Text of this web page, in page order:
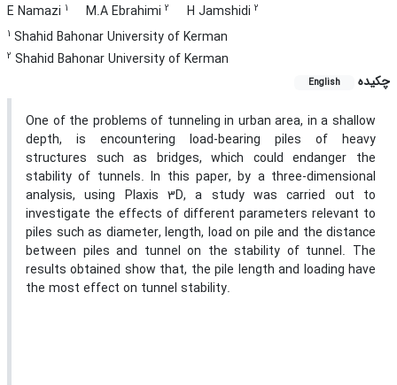
E Namazi 1 M.A Ebrahimi 2 H Jamshidi 2
1 Shahid Bahonar University of Kerman
2 Shahid Bahonar University of Kerman
چکیده
English
One of the problems of tunneling in urban area, in a shallow
depth, is encountering load-bearing piles of heavy
structures such as bridges, which could endanger the
stability of tunnels. In this paper, by a three-dimensional
analysis, using Plaxis 3D, a study was carried out to
investigate the effects of different parameters relevant to
piles such as diameter, length, load on pile and the distance
between piles and tunnel on the stability of tunnel. The
results obtained show that, the pile length and loading have
the most effect on tunnel stability.